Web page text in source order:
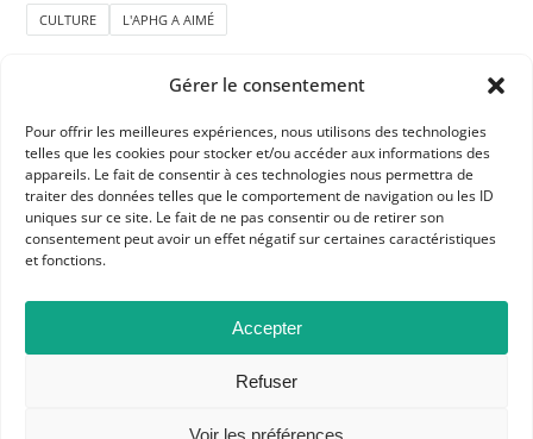
Gérer le consentement
Pour offrir les meilleures expériences, nous utilisons des technologies
telles que les cookies pour stocker et/ou accéder aux informations des
appareils. Le fait de consentir à ces technologies nous permettra de
traiter des données telles que le comportement de navigation ou les ID
uniques sur ce site. Le fait de ne pas consentir ou de retirer son
consentement peut avoir un effet négatif sur certaines caractéristiques
et fonctions.
Accepter
Refuser
Voir les préférences
CULTURE L'APHG A AIMÉ
APHG
Association des professeurs d'histoire et géographie
BP 6541 – 75065 Paris Cedex 02